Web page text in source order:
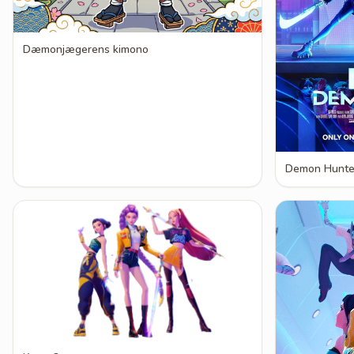
Dæmonjægerens kimono
Demon